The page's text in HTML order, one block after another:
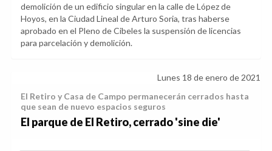
demolición de un edificio singular en la calle de López de
Hoyos, en la Ciudad Lineal de Arturo Soria, tras haberse
aprobado en el Pleno de Cibeles la suspensión de licencias
para parcelación y demolición.
Lunes 18 de enero de 2021
El Retiro y Casa de Campo permanecerán cerrados hasta
que sean de nuevo espacios seguros
El parque de El Retiro, cerrado 'sine die'